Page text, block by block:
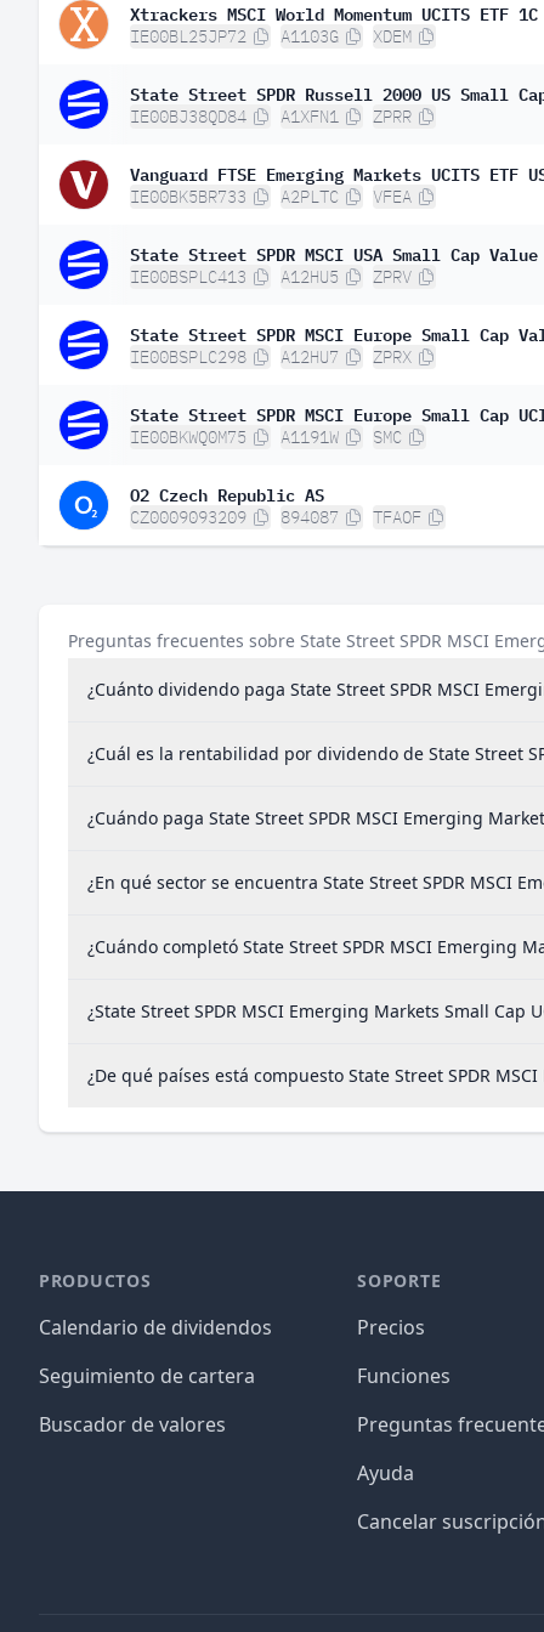
Xtrackers MSCI World Momentum UCITS ETF 1C
IE00BL25JP72 A1103G XDEM
State Street SPDR Russell 2000 US Small
IE00BJ38QD84 A1XFN1 ZPRR
Vanguard FTSE Emerging Markets UCITS ETF
IE00BK5BR733 A2PLTC VFEA
State Street SPDR MSCI USA Small Cap Value
IE00BSPLC413 A12HU5 ZPRV
State Street SPDR MSCI Europe Small Cap
IE00BSPLC298 A12HU7 ZPRX
State Street SPDR MSCI Europe Small Cap
IE00BKWQ0M75 A1191W SMC
O2 Czech Republic AS
CZ0009093209 894087 TFAOF
Preguntas frecuentes sobre State Street SPDR MSCI
¿Cuánto dividendo paga State Street SPDR MSCI
¿Cuál es la rentabilidad por dividendo de State Street
¿Cuándo paga State Street SPDR MSCI Emerging
¿En qué sector se encuentra State Street SPDR MSCI
¿Cuándo completó State Street SPDR MSCI Emerging
¿State Street SPDR MSCI Emerging Markets Small Cap
¿De qué países está compuesto State Street SPDR
PRODUCTOS
Calendario de dividendos
Seguimiento de cartera
Buscador de valores
SOPORTE
Precios
Funciones
Preguntas
Ayuda
Cancelar